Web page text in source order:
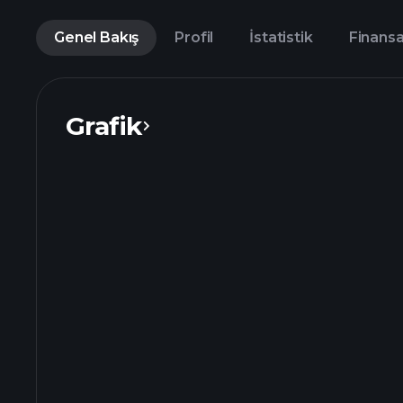
Genel Bakış Profil İstatistik
Grafik